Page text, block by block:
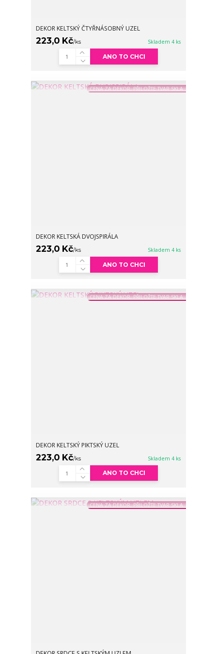
DEKOR KELTSKÝ ČTYŘNÁSOBNÝ UZEL
223,0 Kč/ks Skladem 4 ks
ANO TO CHCI
CENA ZA DEKOR, PŘILOŽTE TVAR SKLA
DEKOR KELTSKÁ DVOJSPIRÁLA
223,0 Kč/ks Skladem 4 ks
ANO TO CHCI
CENA ZA DEKOR, PŘILOŽTE TVAR SKLA
DEKOR KELTSKÝ PIKTSKÝ UZEL
223,0 Kč/ks Skladem 4 ks
ANO TO CHCI
CENA ZA DEKOR, PŘILOŽTE TVAR SKLA